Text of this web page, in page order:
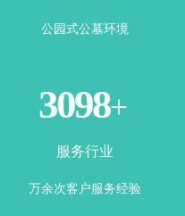
公园式公墓环境
3500+
服务行业
万余次客户服务经验